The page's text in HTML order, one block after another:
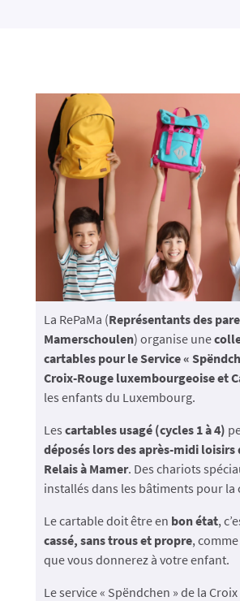
La RePaMa (Représentants des
Mamerschoulen) organise une
cartables pour le Service «
Croix-Rouge luxembourgeoise et
les enfants du Luxembourg.
Les cartables usagé (cycles 1 à 4)
déposés lors des après-midi loisirs
Relais à Mamer. Des chariots
installés dans les bâtiments pour la
Le cartable doit être en bon état,
cassé, sans trous et propre,
que vous donnerez à votre enfant.
Le service « Spëndchen » de la